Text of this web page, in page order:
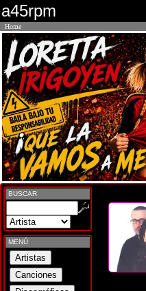
a45rpm
Home
BUSCAR
MENÚ